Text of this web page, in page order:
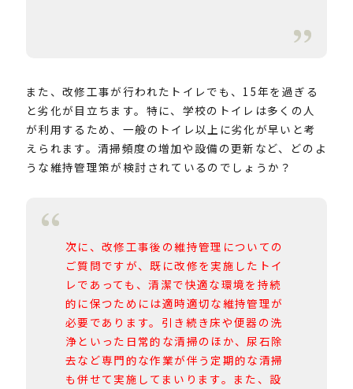
また、改修工事が行われたトイレでも、15年を過ぎる
と劣化が目立ちます。特に、学校のトイレは多くの人
が利用するため、一般のトイレ以上に劣化が早いと考
えられます。清掃頻度の増加や設備の更新など、どのよ
うな維持管理策が検討されているのでしょうか？
次に、改修工事後の維持管理についての
ご質問ですが、既に改修を実施したトイ
レであっても、清潔で快適な環境を持続
的に保つためには適時適切な維持管理が
必要であります。引き続き床や便器の洗
浄といった日常的な清掃のほか、尿石除
去など専門的な作業が伴う定期的な清掃
も併せて実施してまいります。また、設